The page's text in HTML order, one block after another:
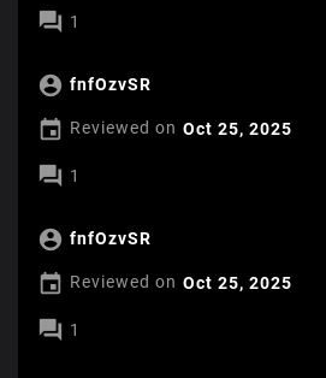
 1
 fnfOzvSR
 Reviewed on Oct 25, 2025
 1
 fnfOzvSR
 Reviewed on Oct 25, 2025
 1